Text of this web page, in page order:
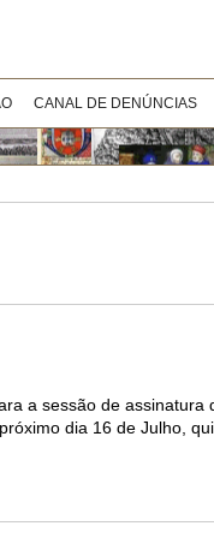
CANAL DE DENÚNCIAS
a sessão de assinatura
dia 16 de Julho,